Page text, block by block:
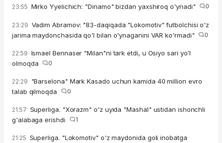
23:55 Mirko Yyelichich: "Dinamo" bizdan yaxshiroq o'ynadi" 0
23:29 Vadim Abramov: "83-daqiqada "Lokomotiv" futbolchisi o'z
jarima maydonchasida qo'l bilan o'ynaganini VAR ko'rmadi"
0
22:59 Ismael Bennaser "Milan"ni tark etdi, u Osiyo sari yo'l
olmoqda
0
22:29 "Barselona" Mark Kasado uchun kamida 40 million evro
talab qilmoqda
0
21:57 Superliga. "Xorazm" o'z uyida "Mashal" ustidan ishonchli
g'alabaga erishdi
1
21:25 Superliga. "Lokomotiv" o'z maydonida goli inobatga